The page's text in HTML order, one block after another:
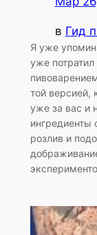
в Гид
Я уже
уже
той версией,
уже за вас и
ингредиенты
розлив и